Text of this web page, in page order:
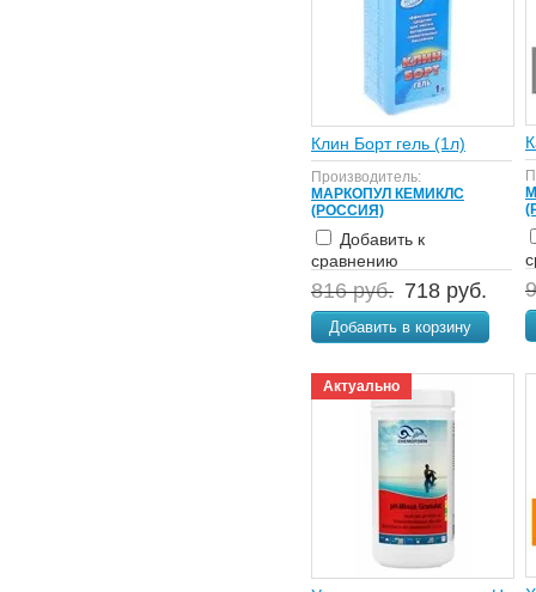
Клин Борт гель (1л)
Производитель:
МАРКОПУЛ КЕМИКЛС
(РОССИЯ)
Добавить к
сравнению
816 руб. 718 руб.
Добавить в корзину
Актуально